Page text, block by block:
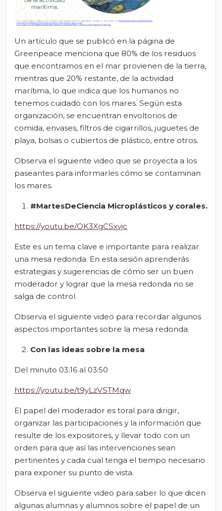
Un artículo que se publicó en la página de
Greenpeace menciona que 80% de los residuos
que encontramos en el mar provienen de la tierra,
mientras que 20% restante, de la actividad
marítima, lo que indica que los humanos no
tenemos cuidado con los mares. Según esta
organización, se encuentran envoltorios de
comida, envases, filtros de cigarrillos, juguetes de
playa, bolsas o cubiertos de plástico, entre otros.
Observa el siguiente video que se proyecta a los
paseantes para informarles cómo se contaminan
los mares.
#MartesDeCiencia Microplásticos y corales.
https://youtu.be/OK3XgCSxvjc
Este es un tema clave e importante para realizar
una mesa redonda. En esta sesión aprenderás
estrategias y sugerencias de cómo ser un buen
moderador y lograr que la mesa redonda no se
salga de control.
Observa el siguiente video para recordar algunos
aspectos importantes sobre la mesa redonda.
Con las ideas sobre la mesa
Del minuto 03:16 al 03:50
https://youtu.be/t9yLzVSTMqw
El papel del moderador es toral para dirigir,
organizar las participaciones y la información que
resulte de los expositores, y llevar todo con un
orden para que así las intervenciones sean
pertinentes y cada cual tenga el tiempo necesario
para exponer su punto de vista.
Observa el siguiente video para saber lo que dicen
algunas alumnas y alumnos sobre el papel de un